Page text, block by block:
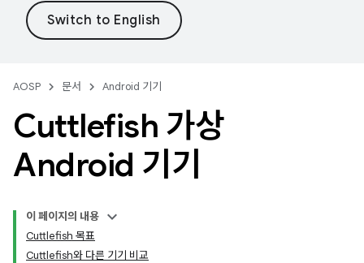
AOSP 문서 Android 기기
Cuttlefish 가상
Android 기기
이 페이지의 내용
Cuttlefish 목표
Cuttlefish와 다른 기기 비교